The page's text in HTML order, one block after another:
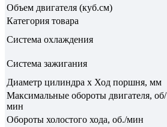
Объем двигателя (куб.см)
Категория товара
Система охлаждения
Система зажигания
Диаметр цилиндра х Ход поршня, мм
Максимальные обороты двигателя, об/
мин
Обороты холостого хода, об./мин